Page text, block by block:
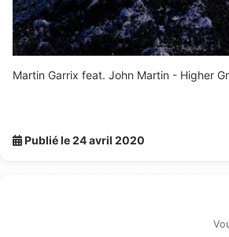
Martin Garrix feat. John Martin - Higher
Publié le 24 avril 2020